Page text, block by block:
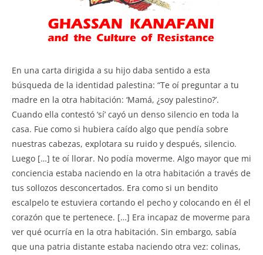
En una carta dirigida a su hijo daba sentido a esta
búsqueda de la identidad palestina: “Te oí preguntar a tu
madre en la otra habitación: ‘Mamá, ¿soy palestino?’.
Cuando ella contestó ‘sí’ cayó un denso silencio en toda la
casa. Fue como si hubiera caído algo que pendía sobre
nuestras cabezas, explotara su ruido y después, silencio.
Luego […] te oí llorar. No podía moverme. Algo mayor que mi
conciencia estaba naciendo en la otra habitación a través de
tus sollozos desconcertados. Era como si un bendito
escalpelo te estuviera cortando el pecho y colocando en él el
corazón que te pertenece. […] Era incapaz de moverme para
ver qué ocurría en la otra habitación. Sin embargo, sabía
que una patria distante estaba naciendo otra vez: colinas,